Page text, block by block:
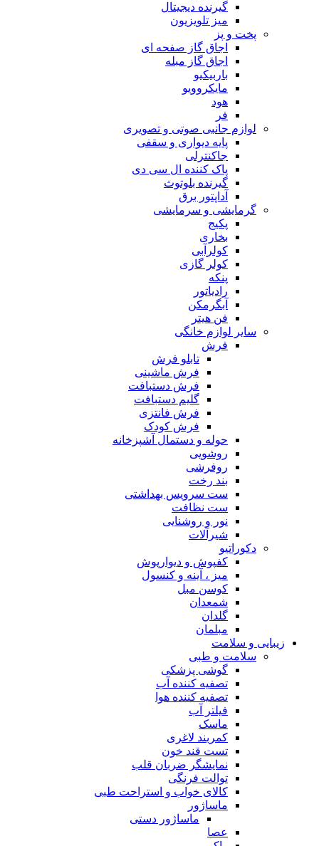
گیرنده دیجیتال
میز تلویزیون
پخت و پز
اجاق گاز صفحه ای
اجاق گاز مبله
باربیکیو
مایکروویو
هود
فر
لوازم جانبی صوتی و تصویری
پایه دیواری و سقفی
جاکنترلی
پاک کننده ال سی دی
گیرنده بلوتوث
آداپتور برق
گرمایشی و سرمایشی
پکیج
بخاری
کولرآبی
کولر گازی
پنکه
رادیاتور
آبگرمکن
فن هیتر
سایر لوازم خانگی
فرش
تابلو فرش
فرش ماشینی
فرش دستبافت
گلیم دستبافت
فرش فانتزی
فرش کودک
حوله و دستمال آشپزخانه
روشویی
روفرشی
بند رخت
ست سرویس بهداشتی
ست نظافت
نور و روشنایی
شیرآلات
دکوراتیو
کفپوش و دیوارپوش
میز ، آینه و کنسول
کوسن مبل
شمعدان
گلدان
مبلمان
زیبایی و سلامت
سلامت و طبی
گوشی پزشکی
تصفیه کننده آب
تصفیه کننده هوا
فیلتر آب
ماسک
کمربند لاغری
تست قند خون
نمایشگر ضربان قلب
توالت فرنگی
کالای خواب و استراحت طبی
ماساژور
ماساژور دستی
عصا